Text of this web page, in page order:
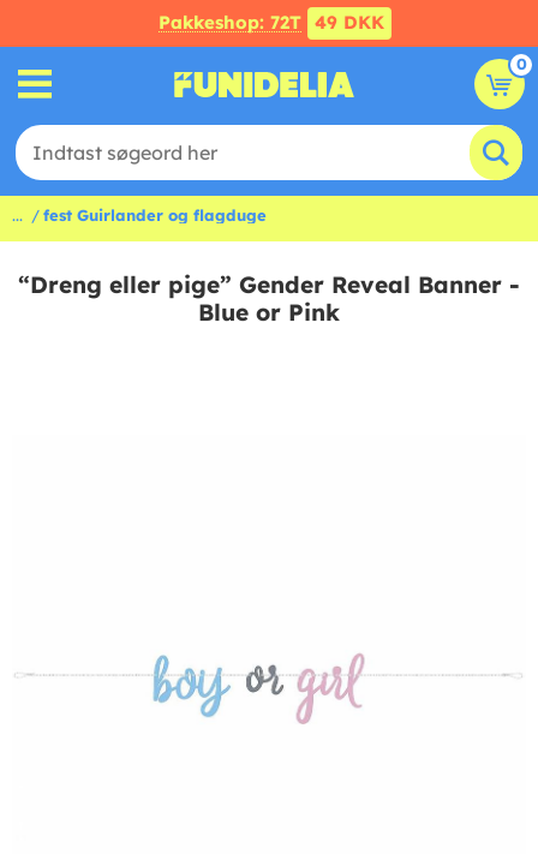
Pakkeshop: 72T 49 DKK
0
... fest Guirlander og flagduge
“Dreng eller pige” Gender Reveal Banner -
Blue or Pink